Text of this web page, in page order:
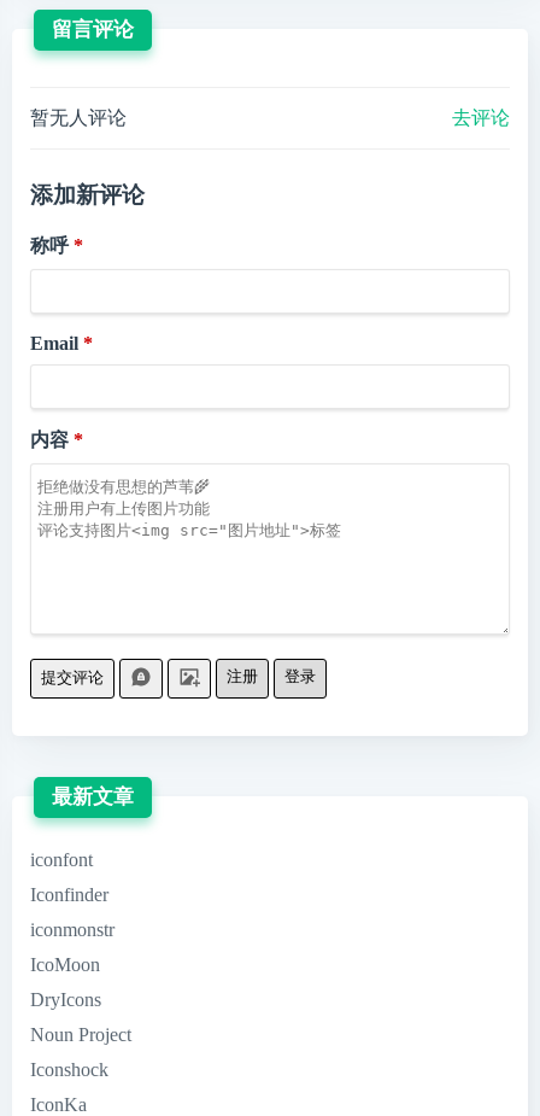
留言评论
暂无人评论 去评论
添加新评论
称呼
Email
内容
提交评论 注册 登录
最新文章
iconfont
Iconfinder
iconmonstr
IcoMoon
DryIcons
Noun Project
Iconshock
IconKa